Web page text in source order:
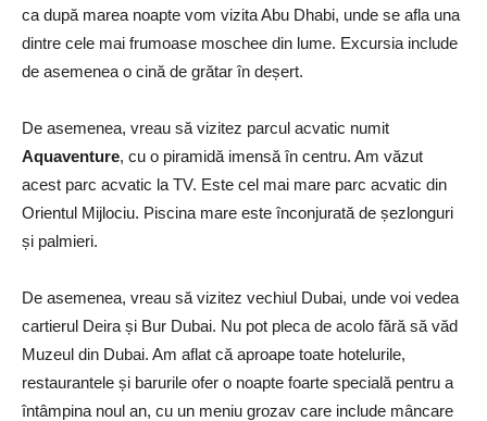
ca după marea noapte vom vizita Abu Dhabi, unde se afla una
dintre cele mai frumoase moschee din lume. Excursia include
de asemenea o cină de grătar în deșert.
De asemenea, vreau să vizitez parcul acvatic numit
Aquaventure, cu o piramidă imensă în centru. Am văzut
acest parc acvatic la TV. Este cel mai mare parc acvatic din
Orientul Mijlociu. Piscina mare este înconjurată de șezlonguri
și palmieri.
De asemenea, vreau să vizitez vechiul Dubai, unde voi vedea
cartierul Deira și Bur Dubai. Nu pot pleca de acolo fără să văd
Muzeul din Dubai. Am aflat că aproape toate hotelurile,
restaurantele și barurile ofer o noapte foarte specială pentru a
întâmpina noul an, cu un meniu grozav care include mâncare